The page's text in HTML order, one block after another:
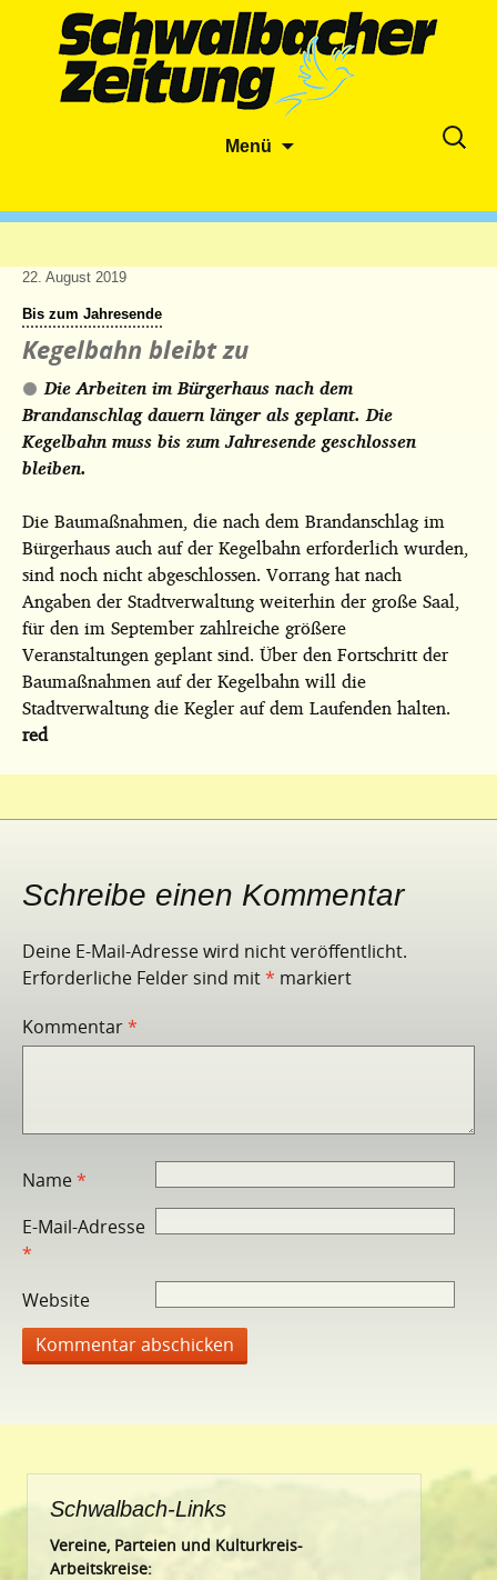
Menü
Suche
22. August 2019
Bis zum Jahresende
Kegelbahn bleibt zu
Die Arbeiten im Bürgerhaus nach dem
Brandanschlag dauern länger als geplant. Die
Kegelbahn muss bis zum Jahresende geschlossen
bleiben.
Die Baumaßnahmen, die nach dem Brandanschlag im
Bürgerhaus auch auf der Kegelbahn erforderlich wurden,
sind noch nicht abgeschlossen. Vorrang hat nach
Angaben der Stadtverwaltung weiterhin der große Saal,
für den im September zahlreiche größere
Veranstaltungen geplant sind. Über den Fortschritt der
Baumaßnahmen auf der Kegelbahn will die
Stadtverwaltung die Kegler auf dem Laufenden halten.
red
Schreibe einen Kommentar
Deine E-Mail-Adresse wird nicht veröffentlicht.
Erforderliche Felder sind mit* markiert
Kommentar*
Name*
E-Mail-Adresse
*
Website
Schwalbach-Links
Vereine, Parteien und Kulturkreis-
Arbeitskreise: